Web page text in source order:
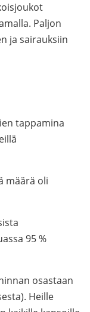
Paljon
ja sairauksiin
tappamina
määrä oli
95 %
osastaan
Heille